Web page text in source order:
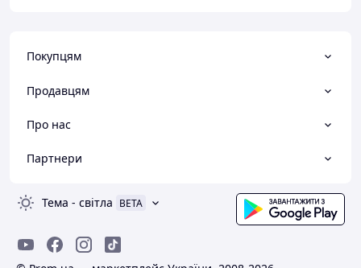
Покупцям
Продавцям
Про нас
Партнери
Тема - світла BETA